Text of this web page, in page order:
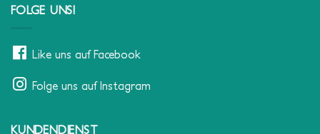
FOLGE UNS!
Like uns auf Facebook
Folge uns auf Instagram
KUNDENDIENST